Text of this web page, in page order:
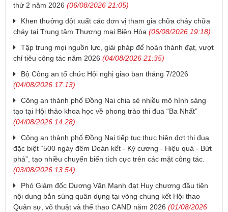
thứ 2 năm 2026 (06/08/2026 21:05)
Khen thưởng đột xuất các đơn vị tham gia chữa cháy chữa
cháy tại Trung tâm Thương mại Biên Hòa (06/08/2026 19:18)
Tập trung mọi nguồn lực, giải pháp để hoàn thành đạt, vượt
chỉ tiêu công tác năm 2026 (04/08/2026 21:35)
Bộ Công an tổ chức Hội nghị giao ban tháng 7/2026
(04/08/2026 17:13)
Công an thành phố Đồng Nai chia sẻ nhiều mô hình sáng
tạo tại Hội thảo khoa học về phong trào thi đua “Ba Nhất”
(04/08/2026 14:28)
Công an thành phố Đồng Nai tiếp tục thực hiện đợt thi đua
đặc biệt “500 ngày đêm Đoàn kết - Kỷ cương - Hiệu quả - Bứt
phá”, tạo nhiều chuyển biến tích cực trên các mặt công tác.
(03/08/2026 13:54)
Phó Giám đốc Dương Văn Mạnh đạt Huy chương đầu tiên
nội dung bắn súng quân dụng tại vòng chung kết Hội thao
Quân sự, võ thuật và thể thao CAND năm 2026 (01/08/2026